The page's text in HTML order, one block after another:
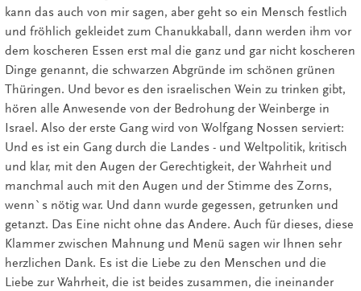
kann das auch von mir sagen, aber geht so ein Mensch festlich
und fröhlich gekleidet zum Chanukkaball, dann werden ihm vor
dem koscheren Essen erst mal die ganz und gar nicht koscheren
Dinge genannt, die schwarzen Abgründe im schönen grünen
Thüringen. Und bevor es den israelischen Wein zu trinken gibt,
hören alle Anwesende von der Bedrohung der Weinberge in
Israel. Also der erste Gang wird von Wolfgang Nossen serviert:
Und es ist ein Gang durch die Landes - und Weltpolitik, kritisch
und klar, mit den Augen der Gerechtigkeit, der Wahrheit und
manchmal auch mit den Augen und der Stimme des Zorns,
wenn`s nötig war. Und dann wurde gegessen, getrunken und
getanzt. Das Eine nicht ohne das Andere. Auch für dieses, diese
Klammer zwischen Mahnung und Menü sagen wir Ihnen sehr
herzlichen Dank. Es ist die Liebe zu den Menschen und die
Liebe zur Wahrheit, die ist beides zusammen, die ineinander